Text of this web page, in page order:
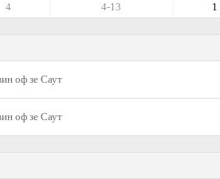
1
4-13
4
оф зе Саут
оф зе Саут